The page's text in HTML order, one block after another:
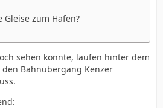
zum Hafen?
sehen konnte, laufen hinter dem
Bahnübergang Kenzer